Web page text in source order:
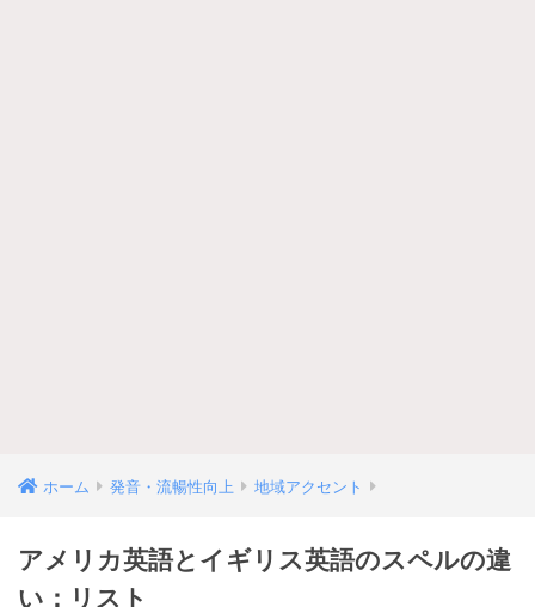
ホーム 発音・流暢性向上 地域アクセント
アメリカ英語とイギリス英語のスペルの違
い：リスト